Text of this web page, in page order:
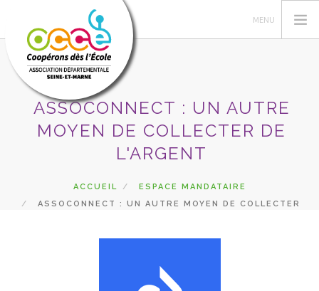
OCCE 77
ASSOCONNECT : UN AUTRE
MOYEN DE COLLECTER DE
L'ARGENT
ACCUEIL
ESPACE MANDATAIRE
ASSOCONNECT : UN AUTRE MOYEN DE COLLECTER